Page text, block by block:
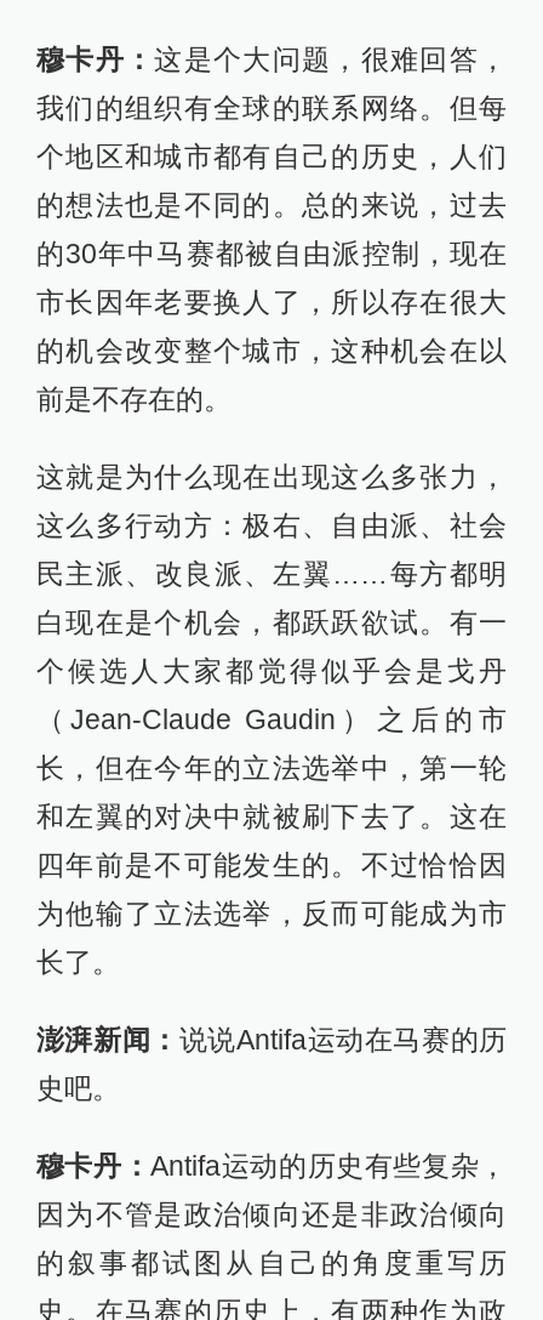
穆卡丹：这是个大问题，很难回答，
我们的组织有全球的联系网络。但每
个地区和城市都有自己的历史，人们
的想法也是不同的。总的来说，过去
的30年中马赛都被自由派控制，现在
市长因年老要换人了，所以存在很大
的机会改变整个城市，这种机会在以
前是不存在的。
这就是为什么现在出现这么多张力，
这么多行动方：极右、自由派、社会
民主派、改良派、左翼……每方都明
白现在是个机会，都跃跃欲试。有一
个候选人大家都觉得似乎会是戈丹
（Jean-Claude Gaudin）之后的市
长，但在今年的立法选举中，第一轮
和左翼的对决中就被刷下去了。这在
四年前是不可能发生的。不过恰恰因
为他输了立法选举，反而可能成为市
长了。
澎湃新闻： 说说Antifa运动在马赛的历
史吧。
穆卡丹：Antifa运动的历史有些复杂，
因为不管是政治倾向还是非政治倾向
的叙事都试图从自己的角度重写历
史。在马赛的历史上，有两种作为政